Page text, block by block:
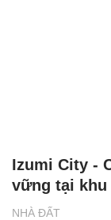
NHÀ ĐẤT
Izumi City -
vững tại khu